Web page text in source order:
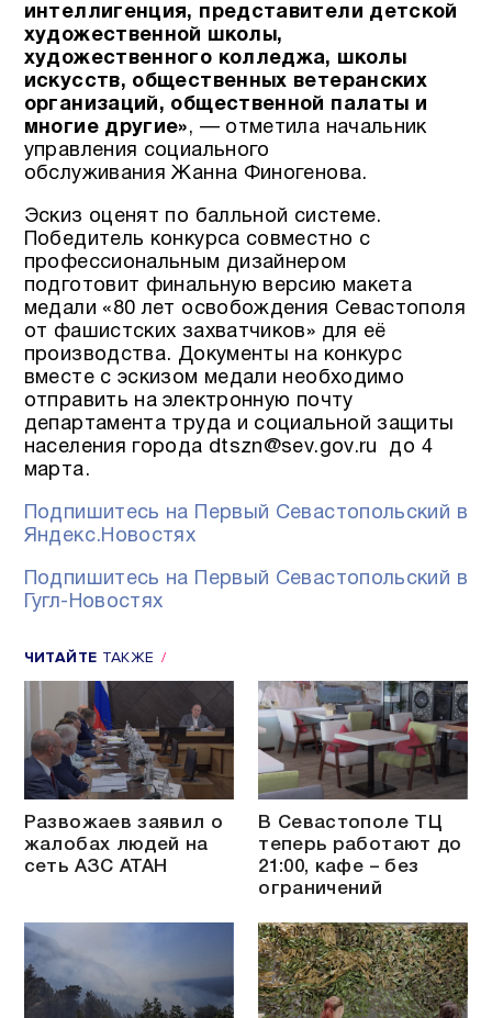
интеллигенция, представители детской
художественной школы,
художественного колледжа, школы
искусств, общественных ветеранских
организаций, общественной палаты и
многие другие», — отметила начальник
управления социального
обслуживания Жанна Финогенова.
Эскиз оценят по балльной системе.
Победитель конкурса совместно с
профессиональным дизайнером
подготовит финальную версию макета
медали «80 лет освобождения Севастополя
от фашистских захватчиков» для её
производства. Документы на конкурс
вместе с эскизом медали необходимо
отправить на электронную почту
департамента труда и социальной защиты
населения города dtszn@sev.gov.ru до 4
марта.
Подпишитесь на Первый Севастопольский в
Яндекс.Новостях
Подпишитесь на Первый Севастопольский в
Гугл-Новостях
ЧИТАЙТЕ ТАКЖЕ
Развожаев заявил о
жалобах людей на
сеть АЗС АТАН
В Севастополе ТЦ
теперь работают до
21:00, кафе – без
ограничений